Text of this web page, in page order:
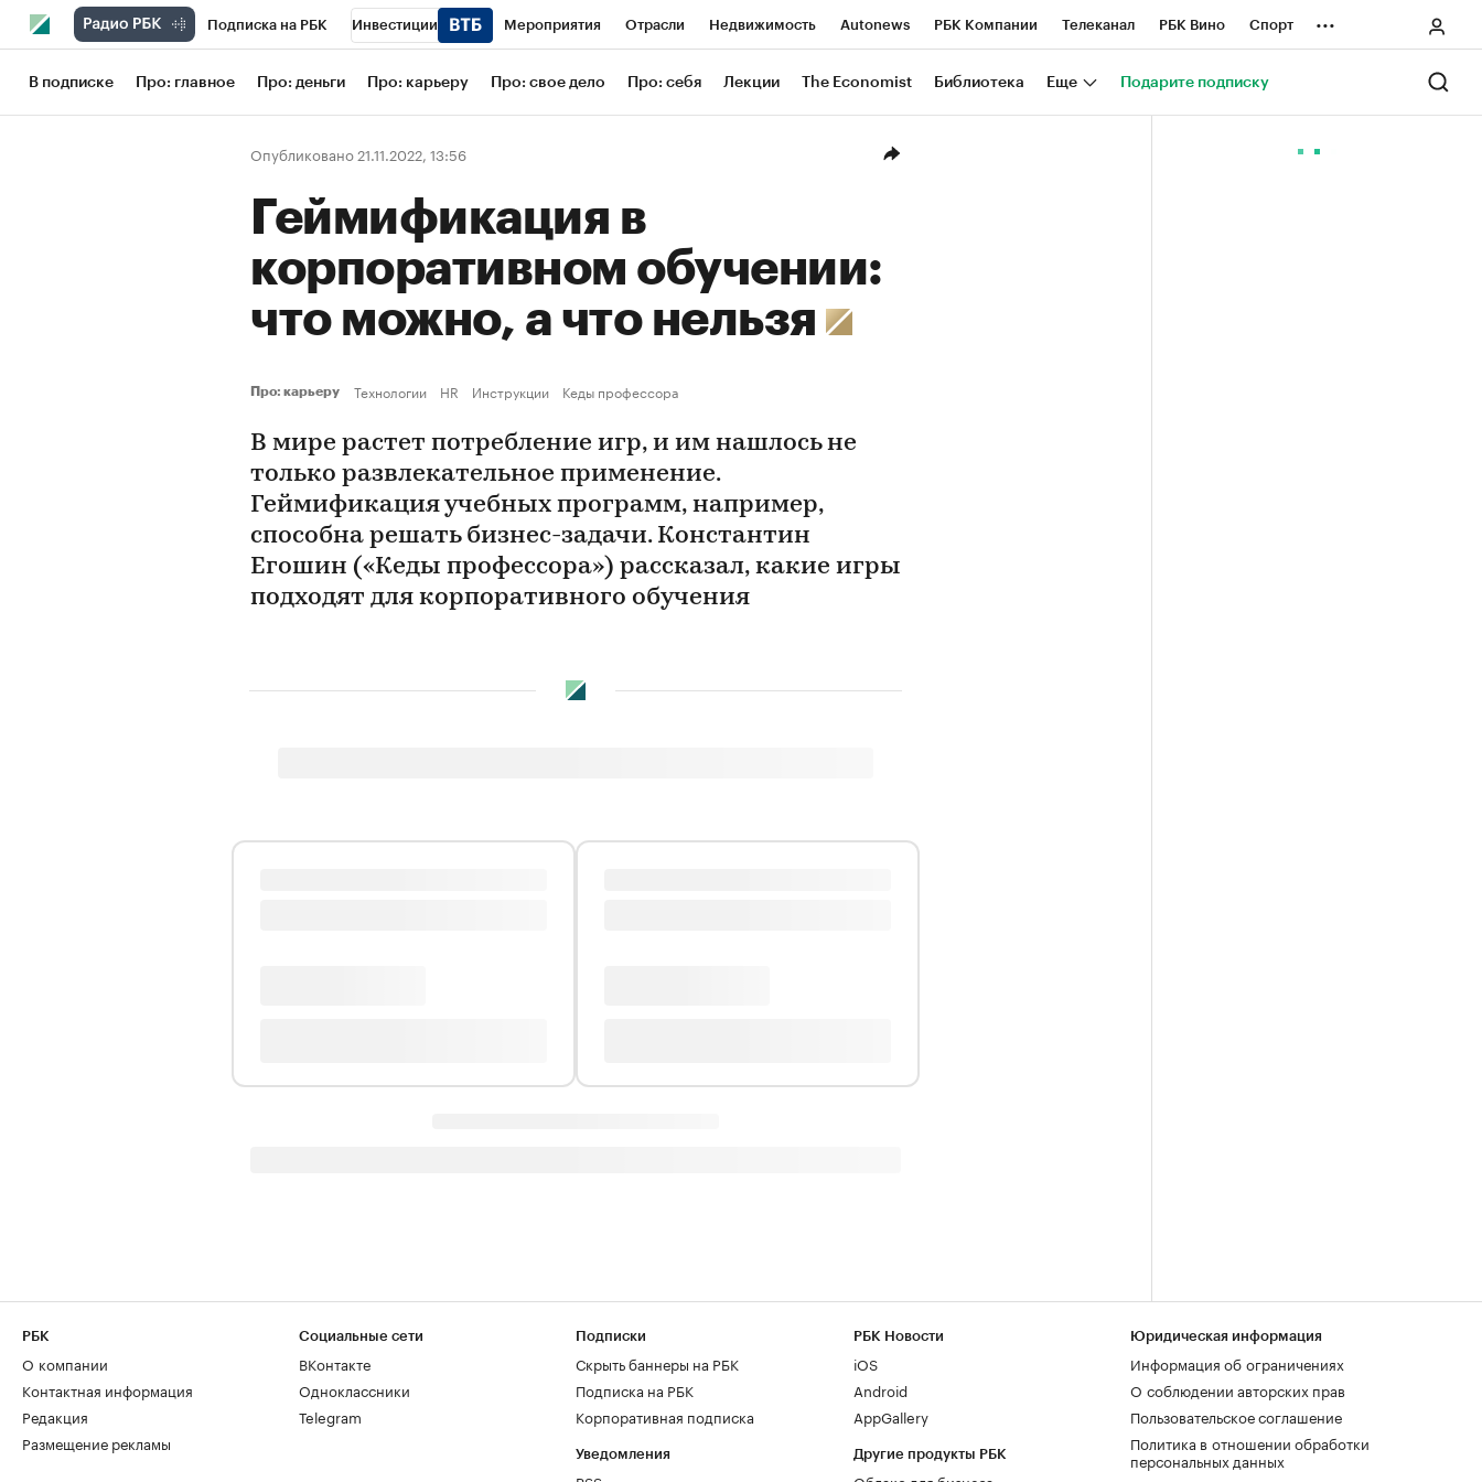
Подписка на РБК Инвестиции Мероприятия Отрасли Недвижимость Autonews РБК Компании Телеканал РБК Вино Спорт
Школа управления РБК РБК Образование РБК Life Тренды Визионеры Национальные проекты Город
Рынок наличной валюты
...
В подписке Про: главное Про: деньги Про: карьеру Про: свое дело Про: себя Лекции The Economist Библиотека Еще Подарите подписку
Опубликовано 21.11.2022, 13:56
Геймификация в
корпоративном обучении:
что можно, а что нельзя
Про: карьеру Технологии HR Инструкции Кеды профессора
В мире растет потребление игр, и им нашлось не
только развлекательное применение.
Геймификация учебных программ, например,
способна решать бизнес-задачи. Константин
Егошин («Кеды профессора») рассказал, какие игры
подходят для корпоративного обучения
РБК
О компании
Контактная информация
Редакция
Размещение рекламы
Социальные сети
ВКонтакте
Одноклассники
Telegram
Подписки
Скрыть баннеры на РБК
Подписка на РБК
Корпоративная подписка
Уведомления
РБК Новости
iOS
Android
AppGallery
Другие продукты РБК
Юридическая информация
Информация об ограничениях
О соблюдении авторских прав
Пользовательское соглашение
Политика в отношении обработки
персональных данных